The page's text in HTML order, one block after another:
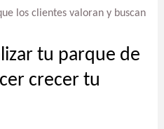
los clientes valoran y buscan
tu parque de
crecer tu